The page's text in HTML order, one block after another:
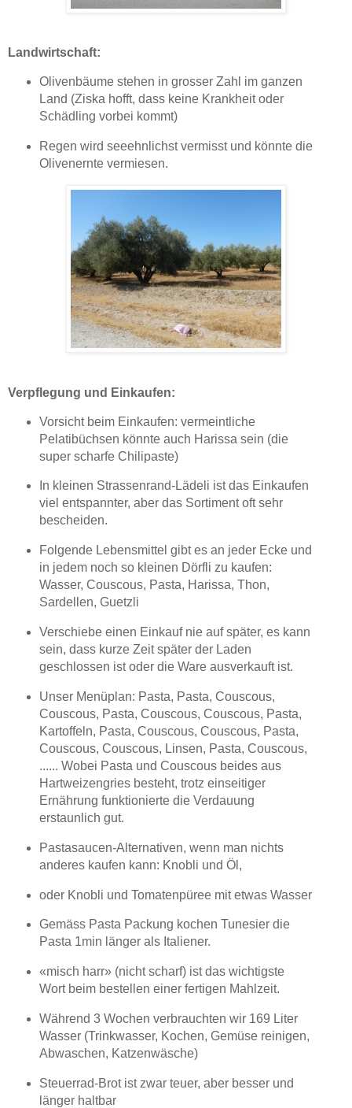
Landwirtschaft:
Olivenbäume stehen in grosser Zahl im ganzen
Land (Ziska hofft, dass keine Krankheit oder
Schädling vorbei kommt)
Regen wird seeehnlichst vermisst und könnte die
Olivenernte vermiesen.
Verpflegung und Einkaufen:
Vorsicht beim Einkaufen: vermeintliche
Pelatibüchsen könnte auch Harissa sein (die
super scharfe Chilipaste)
In kleinen Strassenrand-Lädeli ist das Einkaufen
viel entspannter, aber das Sortiment oft sehr
bescheiden.
Folgende Lebensmittel gibt es an jeder Ecke und
in jedem noch so kleinen Dörfli zu kaufen:
Wasser, Couscous, Pasta, Harissa, Thon,
Sardellen, Guetzli
Verschiebe einen Einkauf nie auf später, es kann
sein, dass kurze Zeit später der Laden
geschlossen ist oder die Ware ausverkauft ist.
Unser Menüplan: Pasta, Pasta, Couscous,
Couscous, Pasta, Couscous, Couscous, Pasta,
Kartoffeln, Pasta, Couscous, Couscous, Pasta,
Couscous, Couscous, Linsen, Pasta, Couscous,
...... Wobei Pasta und Couscous beides aus
Hartweizengries besteht, trotz einseitiger
Ernährung funktionierte die Verdauung
erstaunlich gut.
Pastasaucen-Alternativen, wenn man nichts
anderes kaufen kann: Knobli und Öl,
oder Knobli und Tomatenpüree mit etwas Wasser
Gemäss Pasta Packung kochen Tunesier die
Pasta 1min länger als Italiener.
«misch harr» (nicht scharf) ist das wichtigste
Wort beim bestellen einer fertigen Mahlzeit.
Während 3 Wochen verbrauchten wir 169 Liter
Wasser (Trinkwasser, Kochen, Gemüse reinigen,
Abwaschen, Katzenwäsche)
Steuerrad-Brot ist zwar teuer, aber besser und
länger haltbar